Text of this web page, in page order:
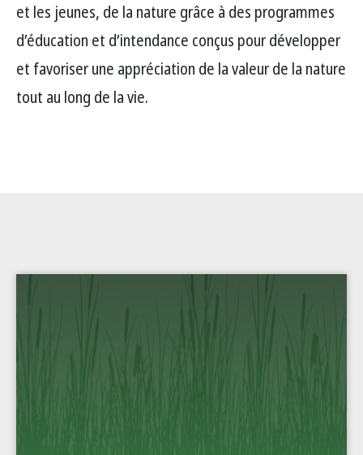
et les jeunes, de la nature grâce à des programmes
d’éducation et d’intendance conçus pour développer
et favoriser une appréciation de la valeur de la nature
tout au long de la vie.